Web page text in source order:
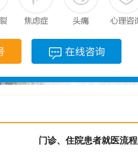
门诊、住院患者就医流程